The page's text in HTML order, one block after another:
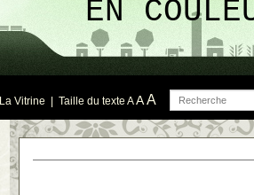
EN
La Vitrine | Taille du texte A AA Recherche